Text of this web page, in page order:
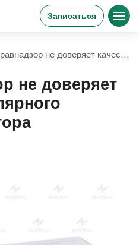
Записаться
не доверяет качеству популярного хондропротектора
не доверяет